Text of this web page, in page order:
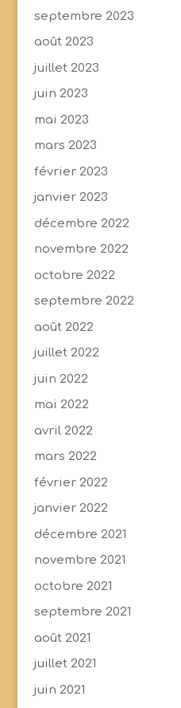
septembre 2023
août 2023
juillet 2023
juin 2023
mai 2023
mars 2023
février 2023
janvier 2023
décembre 2022
novembre 2022
octobre 2022
septembre 2022
août 2022
juillet 2022
juin 2022
mai 2022
avril 2022
mars 2022
février 2022
janvier 2022
décembre 2021
novembre 2021
octobre 2021
septembre 2021
août 2021
juillet 2021
juin 2021